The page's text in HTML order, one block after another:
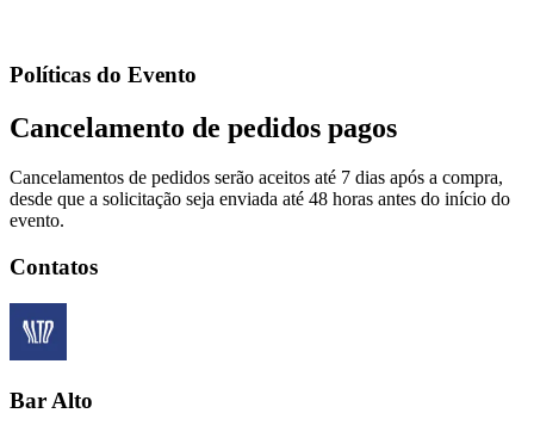
Políticas do Evento
Cancelamento de pedidos pagos
Cancelamentos de pedidos serão aceitos até 7 dias após a compra,
desde que a solicitação seja enviada até 48 horas antes do início do
evento.
Contatos
Bar Alto